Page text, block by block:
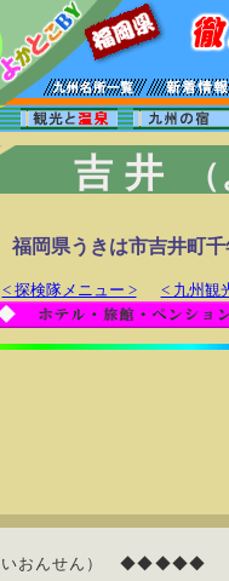
吉井
福岡県うきは市吉井町千
< 探検隊メニュー > < 九州観
おんせん） ◆◆◆◆◆